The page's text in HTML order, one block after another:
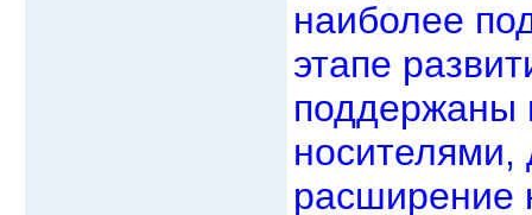
наиболее
этапе
поддержаны
носителями,
расширение